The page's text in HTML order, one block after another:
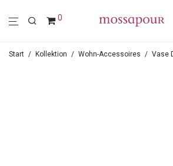
0
Start / Kollektion / Wohn-Accessoires / Vase